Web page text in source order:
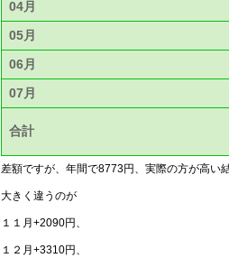
04月
05月
06月
07月
合計
差額ですが、年間で8773円、実際の方が高い
大きく違うのが
１１月+2090円、
１２月+3310円、